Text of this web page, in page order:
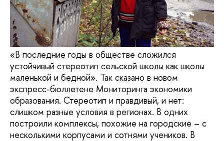
«В последние годы в обществе сложился
устойчивый стереотип сельской школы как школы
маленькой и бедной». Так сказано в новом
экспресс-бюллетене Мониторинга экономики
образования. Стереотип и правдивый, и нет:
слишком разные условия в регионах. В одних
построили комплексы, похожие на городские – с
несколькими корпусами и сотнями учеников. В